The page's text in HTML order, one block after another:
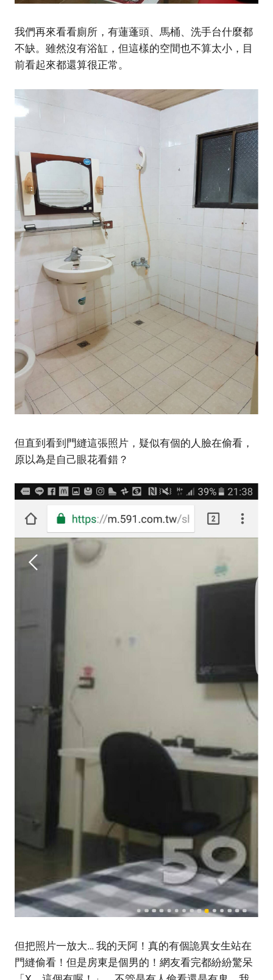
我們再來看看廁所，有蓮蓬頭、馬桶、洗手台什麼都
不缺。雖然沒有浴缸，但這樣的空間也不算太小，目
前看起來都還算很正常。
但直到看到門縫這張照片，疑似有個的人臉在偷看，
原以為是自己眼花看錯？
但把照片一放大… 我的天阿！真的有個詭異女生站在
門縫偷看！但是房東是個男的！網友看完都紛紛驚呆